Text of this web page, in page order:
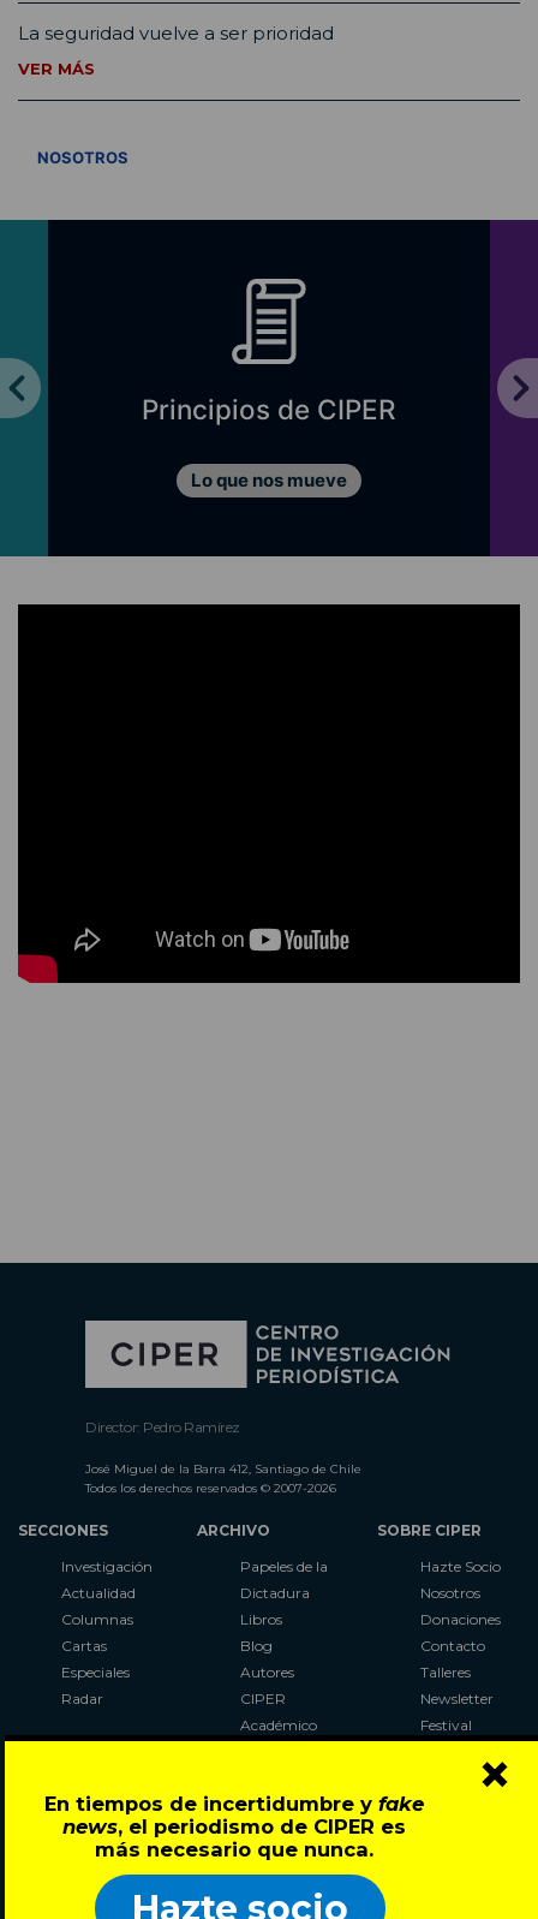
En tiempos de incertidumbre y fake
news, el periodismo de CIPER es
más necesario que nunca.
Hazte socio
×
La seguridad vuelve a ser prioridad
VER MÁS
NOSOTROS
Principios de CIPER
Lo que nos mueve
Director: Pedro Ramírez
José Miguel de la Barra 412, Santiago de Chile
Todos los derechos reservados © 2007-2026
SECCIONES
Investigación
Actualidad
Columnas
Cartas
Especiales
Radar
ARCHIVO
Papeles de la
Dictadura
Libros
Blog
Autores
CIPER
Académico
Al Plebiscito
con CIPER
SOBRE CIPER
Hazte Socio
Nosotros
Donaciones
Contacto
Talleres
Newsletter
Festival